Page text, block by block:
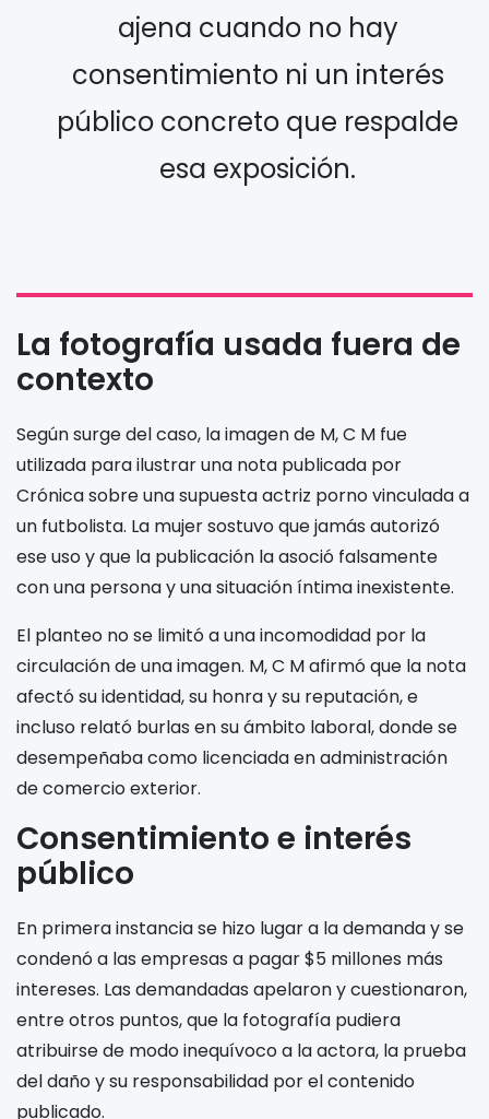
ajena cuando no hay
consentimiento ni un interés
público concreto que respalde
esa exposición.
La fotografía usada fuera de
contexto
Según surge del caso, la imagen de M, C M fue
utilizada para ilustrar una nota publicada por
Crónica sobre una supuesta actriz porno vinculada a
un futbolista. La mujer sostuvo que jamás autorizó
ese uso y que la publicación la asoció falsamente
con una persona y una situación íntima inexistente.
El planteo no se limitó a una incomodidad por la
circulación de una imagen. M, C M afirmó que la nota
afectó su identidad, su honra y su reputación, e
incluso relató burlas en su ámbito laboral, donde se
desempeñaba como licenciada en administración
de comercio exterior.
Consentimiento e interés
público
En primera instancia se hizo lugar a la demanda y se
condenó a las empresas a pagar $5 millones más
intereses. Las demandadas apelaron y cuestionaron,
entre otros puntos, que la fotografía pudiera
atribuirse de modo inequívoco a la actora, la prueba
del daño y su responsabilidad por el contenido
publicado.